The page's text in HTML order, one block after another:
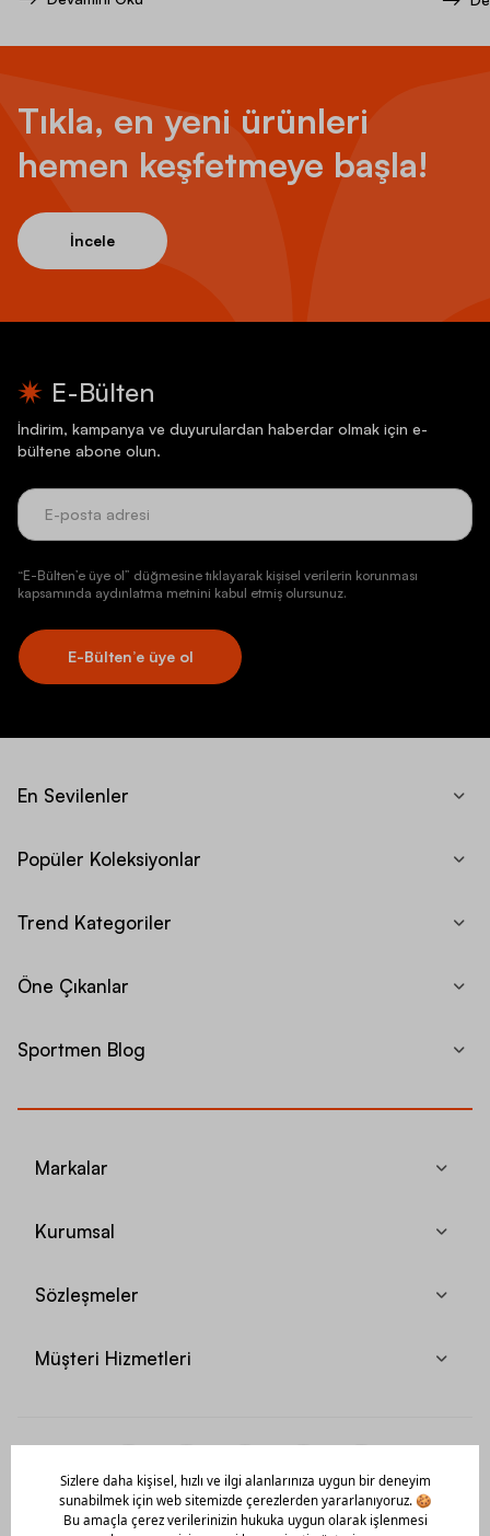
Tıkla, en yeni ürünleri
hemen keşfetmeye başla!
İncele
E-Bülten
İndirim, kampanya ve duyurulardan haberdar olmak için e-
bültene abone olun.
“E-Bülten’e üye ol” düğmesine tıklayarak kişisel verilerin korunması
kapsamında aydınlatma metnini kabul etmiş olursunuz.
E-Bülten’e üye ol
En Sevilenler
Popüler Koleksiyonlar
Trend Kategoriler
Öne Çıkanlar
Sportmen Blog
Markalar
Kurumsal
Sözleşmeler
Müşteri Hizmetleri